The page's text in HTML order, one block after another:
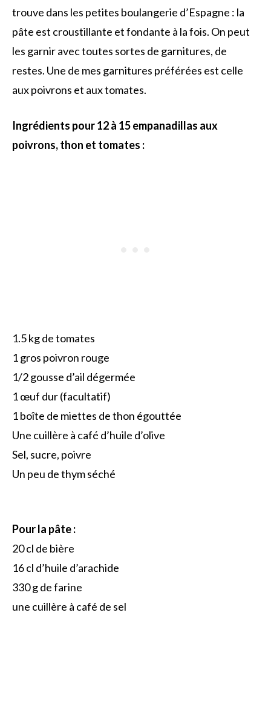
trouve dans les petites boulangerie d’Espagne : la
pâte est croustillante et fondante à la fois. On peut
les garnir avec toutes sortes de garnitures, de
restes. Une de mes garnitures préférées est celle
aux poivrons et aux tomates.
Ingrédients pour 12 à 15 empanadillas aux
poivrons, thon et tomates :
1.5 kg de tomates
1 gros poivron rouge
1/2 gousse d’ail dégermée
1 œuf dur (facultatif)
1 boîte de miettes de thon égouttée
Une cuillère à café d’huile d’olive
Sel, sucre, poivre
Un peu de thym séché
Pour la pâte :
20 cl de bière
16 cl d’huile d’arachide
330 g de farine
une cuillère à café de sel